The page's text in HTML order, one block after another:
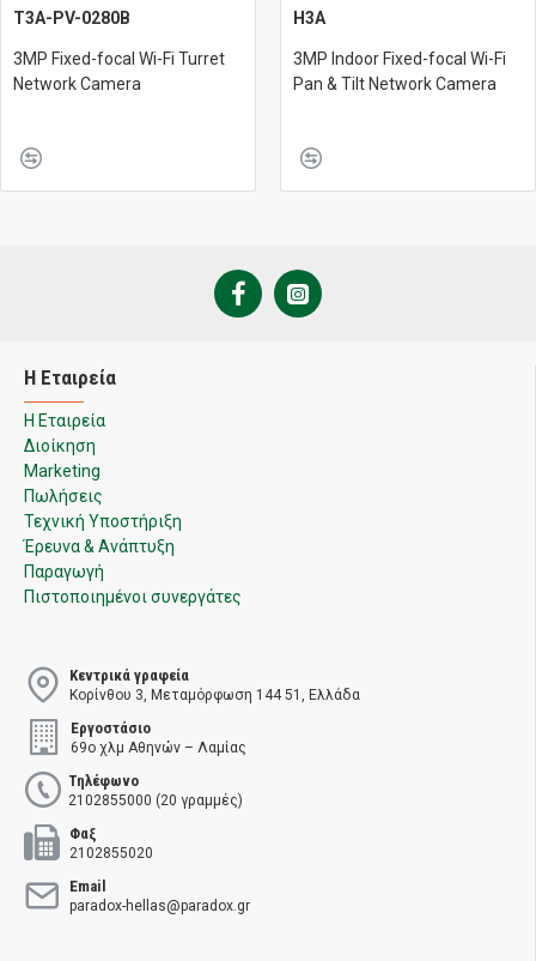
T3A-PV-0280B
3MP Fixed-focal Wi-Fi Turret
Network Camera
H3A
3MP Indoor Fixed-focal Wi-Fi
Pan & Tilt Network Camera
Η Εταιρεία
Η Εταιρεία
Διοίκηση
Marketing
Πωλήσεις
Τεχνική Υποστήριξη
Έρευνα & Ανάπτυξη
Παραγωγή
Πιστοποιημένοι συνεργάτες
Κεντρικά γραφεία
Κορίνθου 3, Μεταμόρφωση 144 51, Ελλάδα
Εργοστάσιο
69ο χλμ Αθηνών – Λαμίας
Τηλέφωνο
2102855000 (20 γραμμές)
Φαξ
2102855020
Email
paradox-hellas@paradox.gr